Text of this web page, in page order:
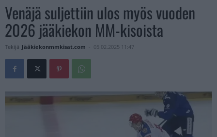
Venäjä suljettiin ulos myös vuoden
2026 jääkiekon MM-kisoista
Tekijä Jääkiekonmmkisat.com - 05.02.2025 11:47